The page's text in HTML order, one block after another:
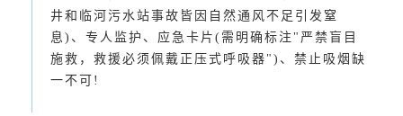
井和临河污水站事故皆因自然通风不足引发窒
息)、专人监护、应急卡片(需明确标注"严禁盲目
施救，救援必须佩戴正压式呼吸器")、禁止吸烟缺
一不可!